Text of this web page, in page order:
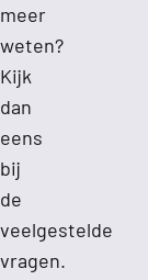
meer
weten?
Kijk
dan
eens
bij
de
veelgestelde
vragen.